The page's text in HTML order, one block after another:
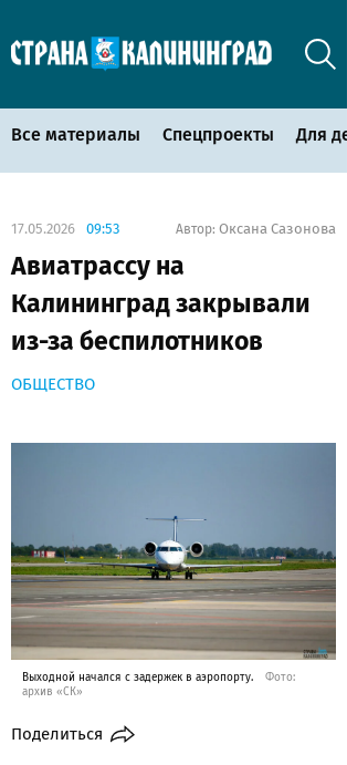
Все материалы Спецпроекты Для
17.05.2026 09:53 Автор: Оксана Сазонова
Авиатрассу на
Калининград закрывали
из-за беспилотников
ОБЩЕСТВО
Выходной начался с задержек в аэропорту.
Фото:
архив «СК»
Поделиться